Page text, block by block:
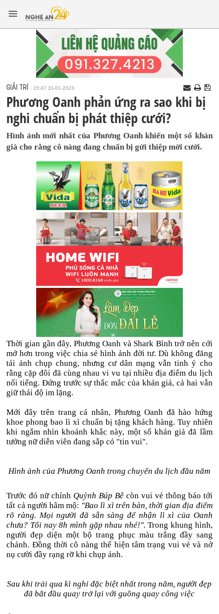
GIẢI TRÍ 15:47 31-01-2023
Phương Oanh phản ứng ra sao khi bị
nghi chuẩn bị phát thiệp cưới?
Hình ảnh mới nhất của Phương Oanh khiến một số khán
giả cho rằng cô nàng đang chuẩn bị gửi thiệp mời cưới.
Thời gian gần đây, Phương Oanh và Shark Bình trở nên cởi
mở hơn trong việc chia sẻ hình ảnh đời tư. Dù không đăng
tải ảnh chụp chung, nhưng cư dân mạng vẫn tinh ý cho
rằng cặp đôi đã cùng nhau vi vu tại nhiều địa điểm du lịch
nổi tiếng. Đứng trước sự thắc mắc của khán giả, cả hai vẫn
giữ thái độ im lặng.
Mới đây trên trang cá nhân, Phương Oanh đã hào hứng
khoe phong bao lì xì chuẩn bị tặng khách hàng. Tuy nhiên
khi ngắm nhìn khoảnh khắc này, một số khán giả đã lầm
tưởng nữ diễn viên đang sắp có "tin vui".
Hình ảnh của Phương Oanh trong chuyến du lịch đầu năm
Trước đó nữ chính Quỳnh Búp Bê còn vui vẻ thông báo tới
tất cả người hâm mộ: "Bao lì xì trên bàn, thời gian địa điểm
rõ ràng. Mọi người đã sẵn sàng để nhận lì xì của Oanh
chưa? Tối nay 8h mình gặp nhau nhé!".Trong khung hình,
người đẹp diện một bộ trang phục màu trắng đầy sang
chảnh. Đồng thời cô nàng thể hiện tâm trạng vui vẻ và nở
nụ cười đầy rạng rỡ khi chụp ảnh.
Sau khi trải qua kì nghỉ đặc biệt nhất trong năm, người đẹp
đã bắt đầu quay trở lại với guồng quay công việc